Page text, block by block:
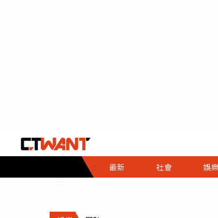
::: 最新 社會
社會首頁
時事
調查
娛樂
娛樂首頁
即時
財經首頁
熱線
政